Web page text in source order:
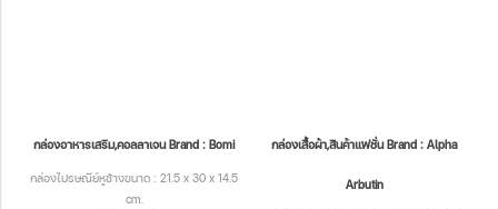
กล่องอาหารเสริม,คอลลาเจน Brand : Bomi
กล่องไปรษณีย์หูช้างขนาด : 21.5 x 30 x 14.5
cm.
กล่องเสื้อผ้า,สินค้าแฟชั่น Brand : Alpha
Arbutin